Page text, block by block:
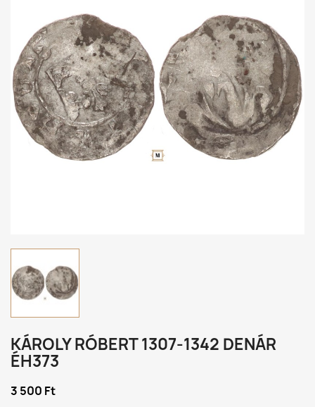
KÁROLY RÓBERT 1307-1342 DENÁR
ÉH373
3 500 Ft